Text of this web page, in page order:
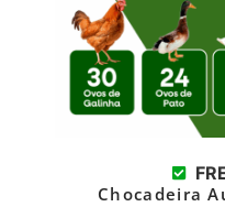
Chocadeira